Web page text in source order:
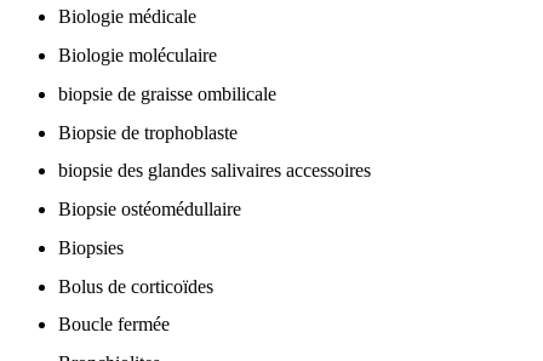
Biologie médicale
Biologie moléculaire
biopsie de graisse ombilicale
Biopsie de trophoblaste
biopsie des glandes salivaires accessoires
Biopsie ostéomédullaire
Biopsies
Bolus de corticoïdes
Boucle fermée